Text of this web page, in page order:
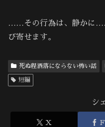
……その行為は、静かに
び寄せます。
死ぬ程洒落にならない怖い話
短編
シ
X